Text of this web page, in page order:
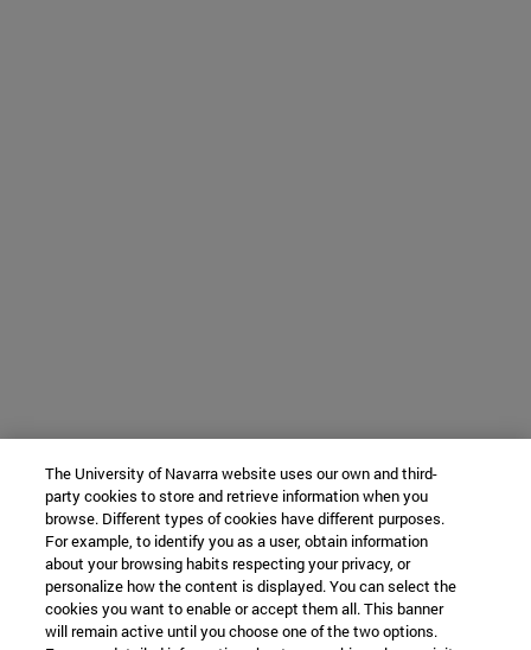
The University of Navarra website uses our own and third-
party cookies to store and retrieve information when you
browse. Different types of cookies have different purposes.
For example, to identify you as a user, obtain information
about your browsing habits respecting your privacy, or
personalize how the content is displayed. You can select the
cookies you want to enable or accept them all. This banner
will remain active until you choose one of the two options.